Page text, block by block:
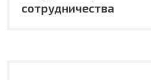
сотрудничества